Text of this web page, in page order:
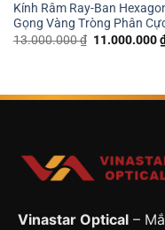
Kính Râm Ray-Ban
Gọng Vàng Tròng Phân
13.000.000₫ Giá
11.000.000
₫.
Vinastar Optical –